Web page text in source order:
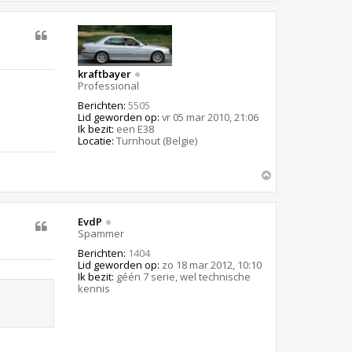
h
kraftbayer
Professional
Berichten: 5505
Lid geworden op: vr 05 mar 2010, 21:06
Ik bezit: een E38
Locatie: Turnhout (Belgie)
h
EvdP
Spammer
Berichten: 1404
Lid geworden op: zo 18 mar 2012, 10:10
Ik bezit: géén 7 serie, wel technische
kennis